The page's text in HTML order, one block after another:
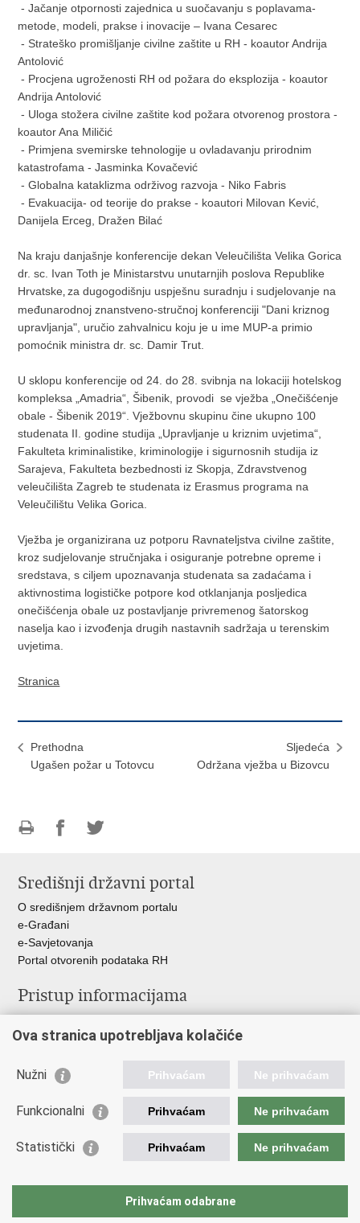
- Jačanje otpornosti zajednica u suočavanju s poplavama-
metode, modeli, prakse i inovacije – Ivana Cesarec
- Strateško promišljanje civilne zaštite u RH - koautor Andrija
Antolović
- Procjena ugroženosti RH od požara do eksplozija - koautor
Andrija Antolović
- Uloga stožera civilne zaštite kod požara otvorenog prostora -
koautor Ana Miličić
- Primjena svemirske tehnologije u ovladavanju prirodnim
katastrofama - Jasminka Kovačević
- Globalna kataklizma održivog razvoja - Niko Fabris
- Evakuacija- od teorije do prakse - koautori Milovan Kević,
Danijela Erceg, Dražen Bilać
Na kraju danjašnje konferencije dekan Veleučilišta Velika Gorica
dr. sc. Ivan Toth je Ministarstvu unutarnjih poslova Republike
Hrvatske,za dugogodišnju uspješnu suradnju i sudjelovanje na
međunarodnoj znanstveno-stručnoj konferenciji "Dani kriznog
upravljanja", uručio zahvalnicu koju je u ime MUP-a primio
pomoćnik ministra dr. sc. Damir Trut.
U sklopu konferencije od 24. do 28. svibnja na lokaciji hotelskog
kompleksa „Amadria“, Šibenik, provodi se vježba „Onečišćenje
obale - Šibenik 2019“. Vježbovnu skupinu čine ukupno 100
studenata II. godine studija „Upravljanje u kriznim uvjetima“,
Fakulteta kriminalistike, kriminologije i sigurnosnih studija iz
Sarajeva, Fakulteta bezbednosti iz Skopja, Zdravstvenog
veleučilišta Zagreb te studenata iz Erasmus programa na
Veleučilištu Velika Gorica.
Vježba je organizirana uz potporu Ravnateljstva civilne zaštite,
kroz sudjelovanje stručnjaka i osiguranje potrebne opreme i
sredstava, s ciljem upoznavanja studenata sa zadaćama i
aktivnostima logističke potpore kod otklanjanja posljedica
onečišćenja obale uz postavljanje privremenog šatorskog
naselja kao i izvođenja drugih nastavnih sadržaja u terenskim
uvjetima.
Stranica
Prethodna
Ugašen požar u Totovcu
Sljedeća
Održana vježba u Bizovcu
FacebookuTwitteru
Središnji državni portal
O središnjem državnom portalu
e-Građani
e-Savjetovanja
Portal otvorenih podataka RH
Pristup informacijama
Savjetovanje
Zapošljavanje
Odnosi s javnošću
Važne poveznice
Ministarstvo unutarnjih poslova
Ova stranica upotrebljava kolačiće
Nužni Prihvaćam Ne prihvaćam
Funkcionalni Prihvaćam Ne prihvaćam
Statistički Prihvaćam Ne prihvaćam
Prihvaćam odabrane